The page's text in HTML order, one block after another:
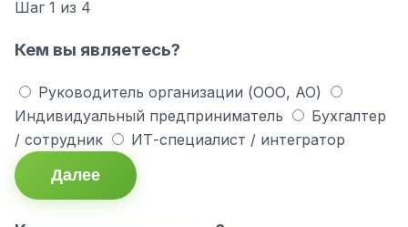
Шаг 1 из 4
Кем вы являетесь?
Руководитель организации (ООО, АО)
Индивидуальный предприниматель
Бухгалтер
/ сотрудник
ИТ-специалист / интегратор
Далее